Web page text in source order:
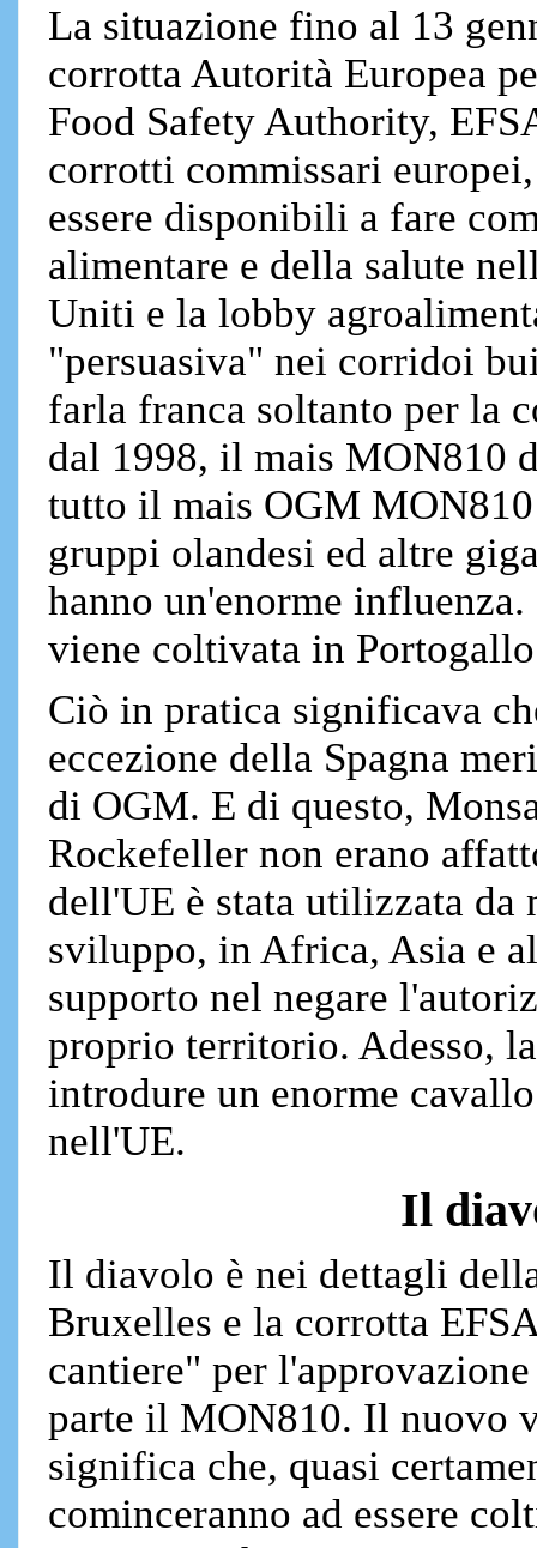
La situazione fino al 13
corrotta Autorità Europea
Food Safety Authority,
corrotti commissari
essere disponibili a fare
alimentare e della salute
Uniti e la lobby
"persuasiva" nei corridoi
farla franca soltanto per la
dal 1998, il mais MON810
tutto il mais OGM
gruppi olandesi ed altre
hanno un'enorme
viene coltivata in
Ciò in pratica significava
eccezione della Spagna
di OGM. E di questo,
Rockefeller non erano
dell'UE è stata utilizzata
sviluppo, in Africa, Asia e
supporto nel negare
proprio territorio. Adesso,
introdure un enorme
nell'UE.
Il
Il diavolo è nei dettagli
Bruxelles e la corrotta
cantiere" per
parte il MON810. Il nuovo
significa che, quasi
cominceranno ad essere